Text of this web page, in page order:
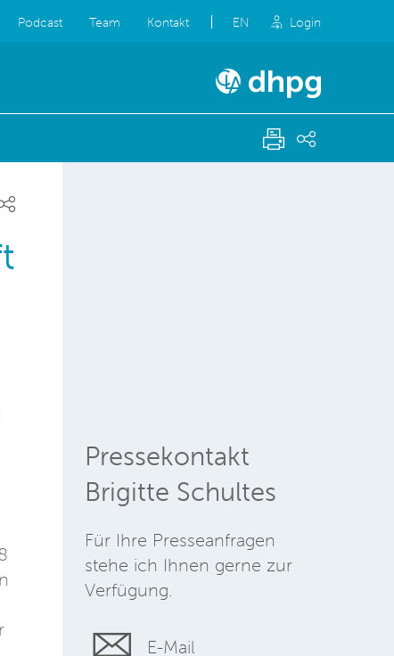
Podcast Team Kontakt EN Login
Pressekontakt
Brigitte Schultes
Für Ihre Presseanfragen
stehe ich Ihnen gerne zur
Verfügung.
E-Mail